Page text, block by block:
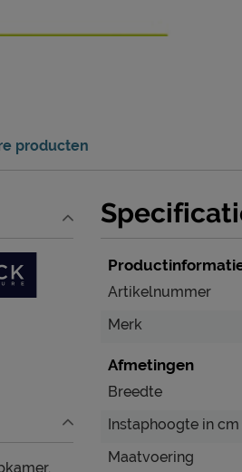
producten
Artikelnummer
Merk
Afmetingen
Breedte
Instaphoogte in cm
Maatvoering